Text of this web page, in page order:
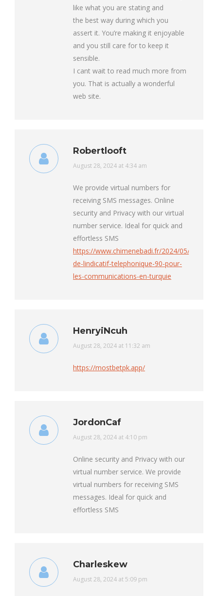
like what you are stating and
the best way during which you
assert it. You’re making it enjoyable
and you still care for to keep it
sensible.
I cant wait to read much more from
you. That is actually a wonderful
web site.
Robertlooft
says:
August 28, 2024 at 4:34 am
We provide virtual numbers for
receiving SMS messages. Online
security and Privacy with our virtual
number service. Ideal for quick and
effortless SMS
https://www.chimenebadi.fr/2024/05/21/
de-lindicatif-telephonique-90-pour-
les-communications-en-turquie
HenryiNcuh
says:
August 28, 2024 at 11:32 am
https://mostbetpk.app/
JordonCaf
says:
August 28, 2024 at 4:10 pm
Online security and Privacy with our
virtual number service. We provide
virtual numbers for receiving SMS
messages. Ideal for quick and
effortless SMS
Charleskew
says:
August 28, 2024 at 5:09 pm